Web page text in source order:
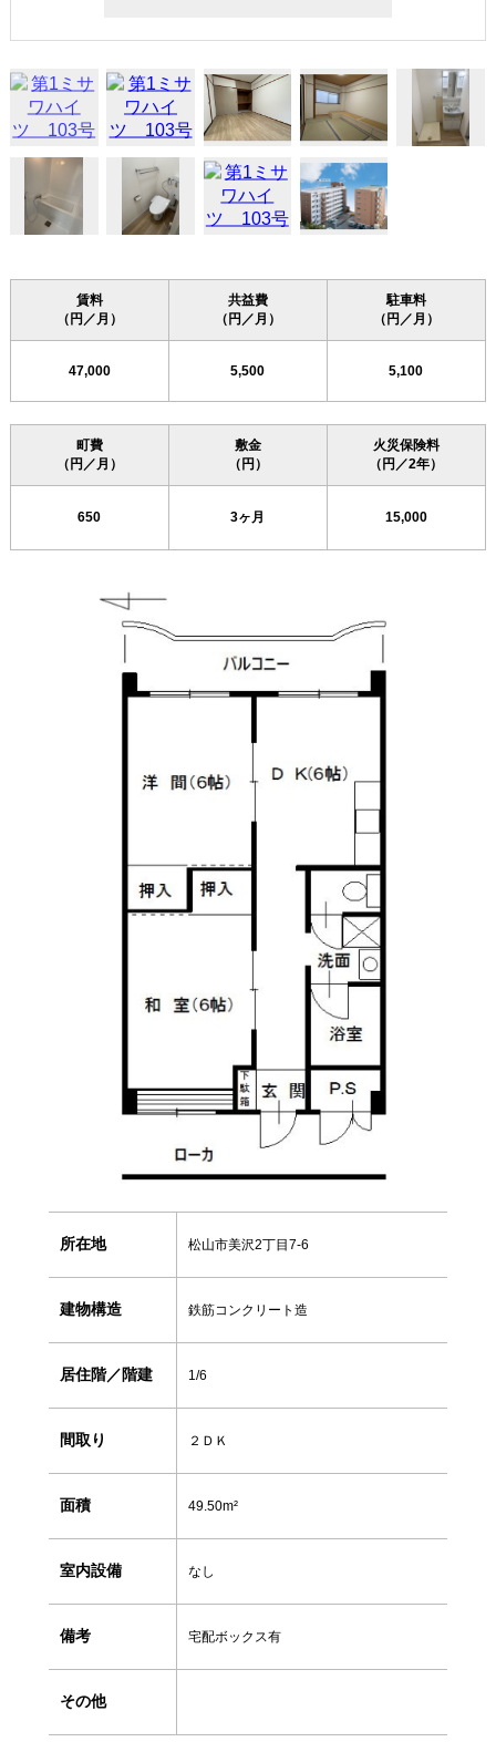
賃料
（円／月）
共益費
（円／月）
駐車料
（円／月）
47,000 5,500 5,100
町費
（円／月）
敷金
（円）
火災保険料
（円／2年）
650 3ヶ月 15,000
所在地 松山市美沢2丁目7-6
建物構造 鉄筋コンクリート造
居住階／階建 1/6
間取り ２ＤＫ
面積 49.50m²
室内設備 なし
備考 宅配ボックス有
その他